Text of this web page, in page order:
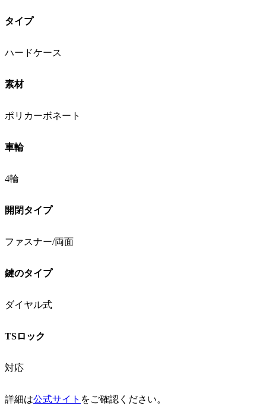
タイプ
ハードケース
素材
ポリカーボネート
車輪
4輪
開閉タイプ
ファスナー/両面
鍵のタイプ
ダイヤル式
TSロック
対応
詳細は公式サイト をご確認ください。